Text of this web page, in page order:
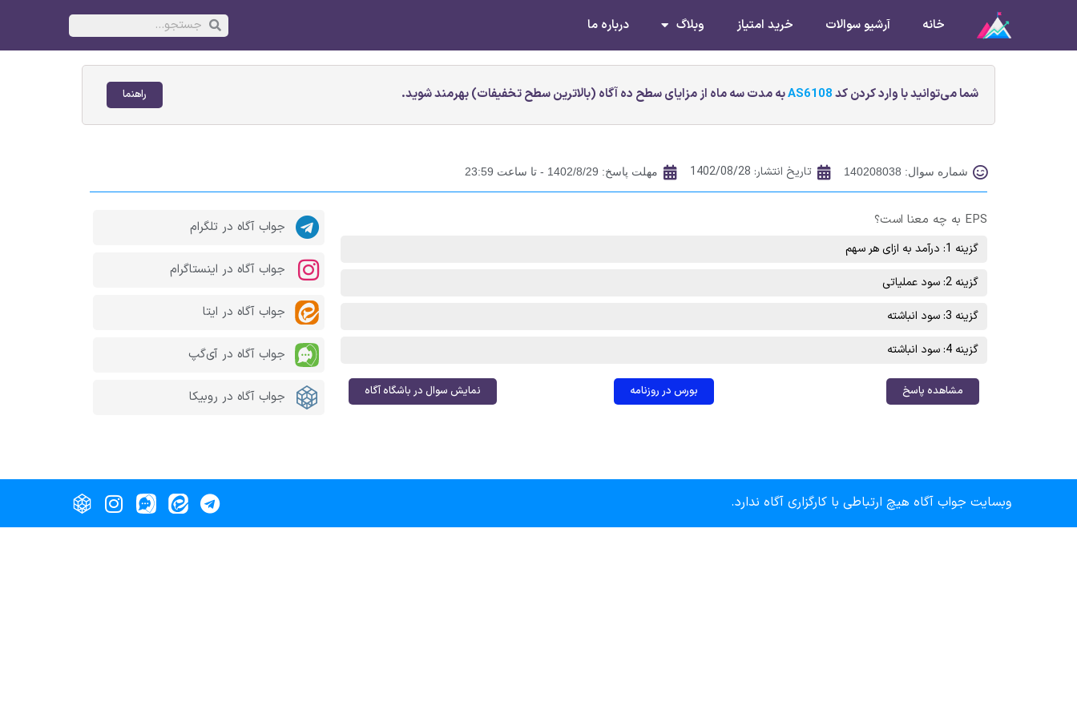
خانه آرشیو سوالات خرید امتیاز وبلاگ درباره ما
شما می‌توانید با وارد کردن کدAS6108به مدت سه ماه از مزایای سطح ده آگاه (بالاترین سطح تخفیفات) بهرمند شوید. راهنما
شماره سوال: 140208038 تاریخ انتشار: 1402/08/28 مهلت پاسخ: 1402/8/29 - تا ساعت 23:59
EPS به چه معنا است؟
گزینه 1: درآمد به ازای هر سهم
گزینه 2: سود عملیاتی
گزینه 3: سود انباشته
گزینه 4: سود انباشته
مشاهده پاسخ بورس در روزنامه نمایش سوال در باشگاه آگاه
جواب آگاه در تلگرام
جواب آگاه در اینستاگرام
جواب آگاه در ایتا
جواب آگاه در آی‌گپ
جواب آگاه در روبیکا
وبسایت جواب آگاه هیچ ارتباطی با کارگزاری آگاه ندارد.